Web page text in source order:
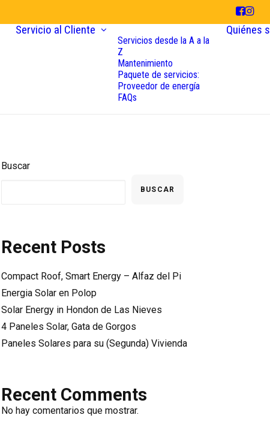
Servicio al Cliente
Servicios desde la A a la
Z
Mantenimiento
Paquete de servicios:
Proveedor de energía
FAQs
Quiénes
Buscar
BUSCAR
Recent Posts
Compact Roof, Smart Energy – Alfaz del Pi
Energia Solar en Polop
Solar Energy in Hondon de Las Nieves
4 Paneles Solar, Gata de Gorgos
Paneles Solares para su (Segunda) Vivienda
Recent Comments
No hay comentarios que mostrar.